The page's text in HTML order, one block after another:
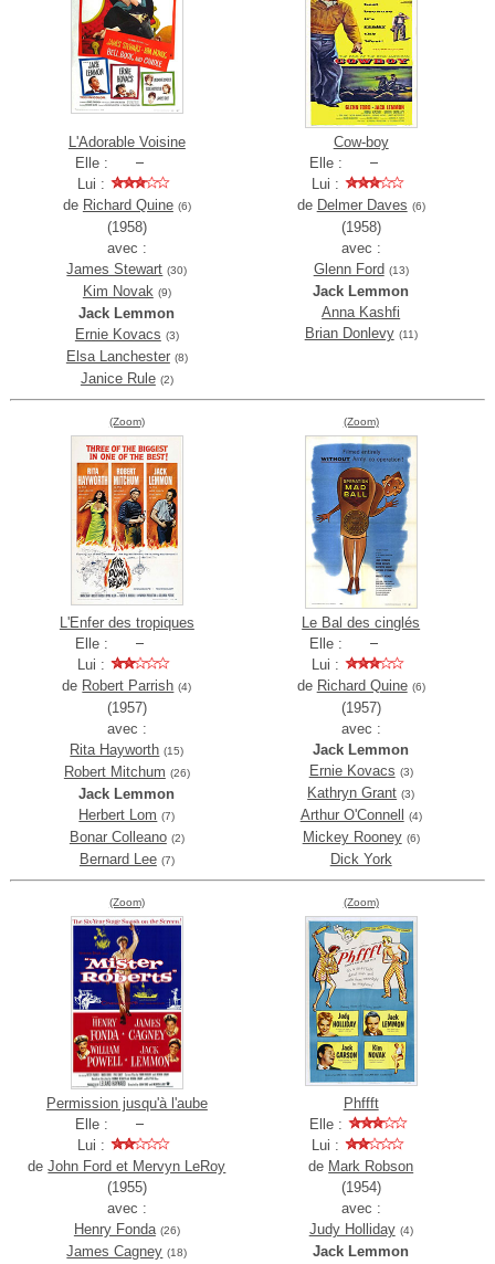
L'Adorable Voisine
Elle :
Lui :
de Richard Quine (6)
(1958)
avec :
James Stewart (30)
Kim Novak (9)
Jack Lemmon
Ernie Kovacs (3)
Elsa Lanchester (8)
Janice Rule (2)
Cow-boy
Elle :
Lui :
de Delmer Daves (6)
(1958)
avec :
Glenn Ford (13)
Jack Lemmon
Anna Kashfi
Brian Donlevy (11)
(Zoom)
L'Enfer des tropiques
Elle :
Lui :
de Robert Parrish (4)
(1957)
avec :
Rita Hayworth (15)
Robert Mitchum (26)
Jack Lemmon
Herbert Lom (7)
Bonar Colleano (2)
Bernard Lee (7)
(Zoom)
Le Bal des cinglés
Elle :
Lui :
de Richard Quine (6)
(1957)
avec :
Jack Lemmon
Ernie Kovacs (3)
Kathryn Grant (3)
Arthur O'Connell (4)
Mickey Rooney (6)
Dick York
(Zoom)
Permission jusqu'à l'aube
Elle :
Lui :
deJohn Ford et Mervyn LeRoy
(1955)
avec :
Henry Fonda (26)
James Cagney (18)
(Zoom)
Phffft
Elle :
Lui :
de Mark Robson
(1954)
avec :
Judy Holliday (4)
Jack Lemmon